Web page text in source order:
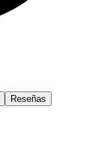
Reseñas